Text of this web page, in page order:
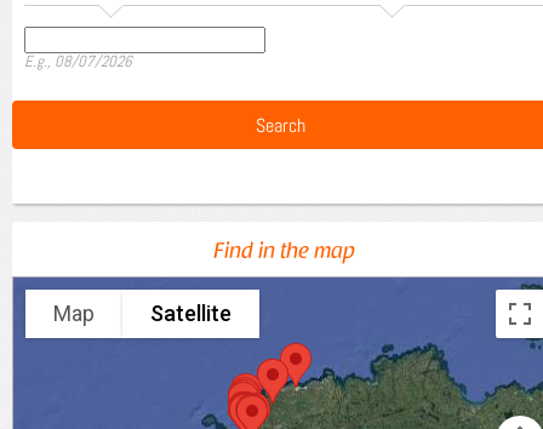
E.g., 08/07/2026
Find in the map
Map Satellite